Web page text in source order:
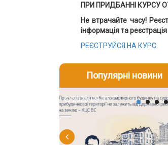
ПРИ ПРИДБАННІ КУРСУ
Не втрачайте часу!
інформація та
РЕЄСТРУЙСЯ НА КУРС
Популярні новини
2026-08-07
2026-08-03